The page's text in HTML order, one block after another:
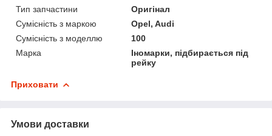
Тип запчастини
Оригінал
Сумісність з маркою
Opel, Audi
Сумісність з моделлю
100
Марка
Іномарки, підбирається під
рейку
Приховати
Умови доставки